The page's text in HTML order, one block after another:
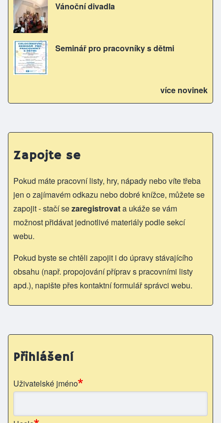
Vánoční divadla
Seminář pro pracovníky s dětmi
více novinek
Zapojte se
Pokud máte pracovní listy, hry, nápady nebo víte třeba
jen o zajímavém odkazu nebo dobré knížce, můžete se
zapojit - stačí sezaregistrovata ukáže se vám
možnost přidávat jednotlivé materiály podle sekcí
webu.
Pokud byste se chtěli zapojit i do úpravy stávajícího
obsahu (např. propojování příprav s pracovními listy
apd.), napište přes kontaktní formulář správci webu.
Přihlášení
Uživatelské jméno